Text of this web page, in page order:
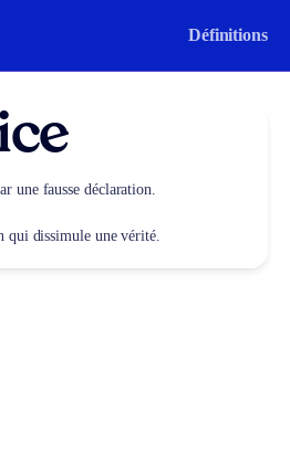
Définitions
une fausse déclaration.
qui dissimule une vérité.